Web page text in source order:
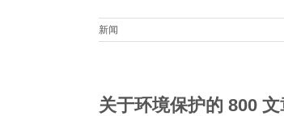
新闻
关于环境保护的 800 文